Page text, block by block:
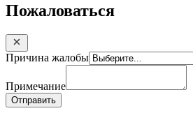
Пожаловаться
Причина жалобы
Примечание
Отправить